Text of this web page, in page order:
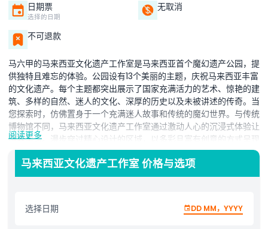
日期票
选择的日期
无取消
不可退款
马六甲的马来西亚文化遗产工作室是马来西亚首个魔幻遗产公园，提
供独特且难忘的体验。公园设有13个美丽的主题，庆祝马来西亚丰富
的文化遗产。每个主题都突出展示了国家充满活力的艺术、惊艳的建
筑、多样的自然、迷人的文化、深厚的历史以及未被讲述的传奇。当
您探索时，仿佛置身于一个充满迷人故事和传统的魔幻世界。与传统
博物馆不同，马来西亚文化遗产工作室通过激动人心的沉浸式体验让
游客学习。漫步穿过精心设计的区域，以多彩且富有创意的方式呈现
马来西亚的文化遗产。从文化表演到壮观的历史与自然展示，每一刻
都充满奇迹。无论是与家人还是朋友一同访问，这个遗产公园都提供
了一种绝佳的方式，愉快且难忘地连接马来西亚的过去与现在。
亮点
阅读更多
马来西亚文化遗产工作室 价格与选项
选择日期 DD MM，YYYY